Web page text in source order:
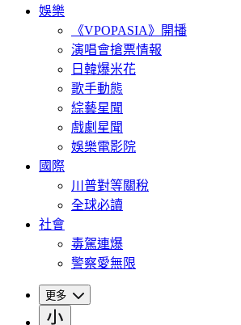
娛樂
《VPOPASIA》開播
演唱會搶票情報
日韓爆米花
歌手動態
綜藝星聞
戲劇星聞
娛樂電影院
國際
川普對等關稅
全球必讀
社會
毒駕連爆
警察愛無限
更多